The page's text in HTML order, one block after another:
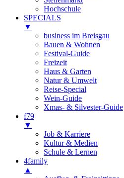
Hochschule
SPECIALS
▼
business im Breisgau
Bauen & Wohnen
Festival-Guide
Freizeit
Haus & Garten
Natur & Umwelt
Reise-Special
Wein-Guide
Xmas- & Silvester-Guide
f79
▼
Job & Karriere
Kultur & Medien
Schule & Lernen
4family
▲